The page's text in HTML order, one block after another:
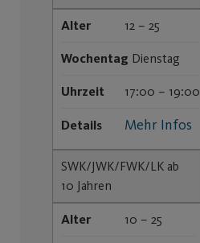
Alter 12 – 25
Wochentag Dienstag
Uhrzeit 17:00 – 19:00
Details Mehr Infos
SWK/JWK/FWK/LK ab
10 Jahren
Alter 10 – 25